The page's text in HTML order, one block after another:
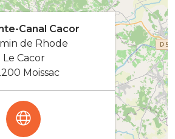
Canal Cacor
de Rhode
Le Cacor
Moissac